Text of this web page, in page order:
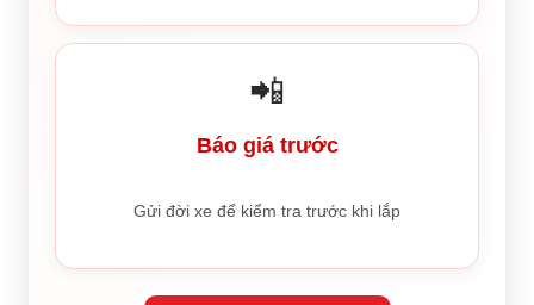
📲
Báo giá trước
Gửi đời xe để kiểm tra trước khi lắp